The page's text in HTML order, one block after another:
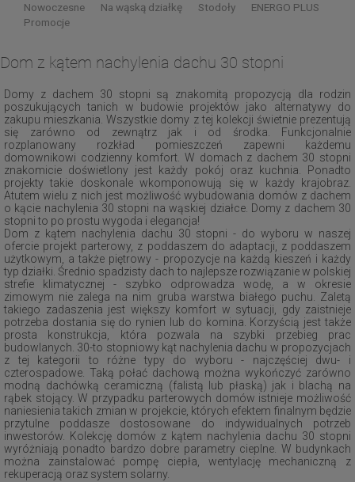
Nowoczesne
Na wąską działkę Stodoły
ENERGO PLUS
Promocje
Dom z kątem nachylenia dachu 30 stopni
Domy z dachem 30 stopni są znakomitą propozycją dla rodzin
poszukujących tanich w budowie projektów jako alternatywy do
zakupu mieszkania. Wszystkie domy z tej kolekcji świetnie prezentują
się zarówno od zewnątrz jak i od środka. Funkcjonalnie
rozplanowany rozkład pomieszczeń zapewni każdemu
domownikowi codzienny komfort. W domach z dachem 30 stopni
znakomicie doświetlony jest każdy pokój oraz kuchnia. Ponadto
projekty takie doskonale wkomponowują się w każdy krajobraz.
Atutem wielu z nich jest możliwość wybudowania domów z dachem
o kącie nachylenia 30 stopni na wąskiej działce. Domy z dachem 30
stopni to po prostu wygoda i elegancja!
Dom z kątem nachylenia dachu 30 stopni - do wyboru w naszej
ofercie projekt parterowy, z poddaszem do adaptacji, z poddaszem
użytkowym, a także piętrowy - propozycje na każdą kieszeń i każdy
typ działki. Średnio spadzisty dach to najlepsze rozwiązanie w polskiej
strefie klimatycznej - szybko odprowadza wodę, a w okresie
zimowym nie zalega na nim gruba warstwa białego puchu. Zaletą
takiego zadaszenia jest większy komfort w sytuacji, gdy zaistnieje
potrzeba dostania się do rynien lub do komina. Korzyścią jest także
prosta konstrukcja, która pozwala na szybki przebieg prac
budowlanych. 30-to stopniowy kąt nachylenia dachu w propozycjach
z tej kategorii to różne typy do wyboru - najczęściej dwu- i
czterospadowe. Taką połać dachową można wykończyć zarówno
modną dachówką ceramiczną (falistą lub płaską) jak i blachą na
rąbek stojący. W przypadku parterowych domów istnieje możliwość
naniesienia takich zmian w projekcie, których efektem finalnym będzie
przytulne poddasze dostosowane do indywidualnych potrzeb
inwestorów. Kolekcję domów z kątem nachylenia dachu 30 stopni
wyróżniają ponadto bardzo dobre parametry cieplne. W budynkach
można zainstalować pompę ciepła, wentylację mechaniczną z
rekuperacją oraz system solarny.